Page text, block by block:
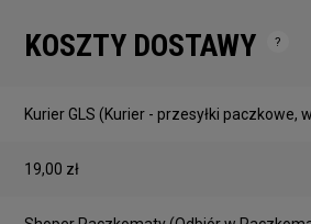
KOSZTY DOSTAWY
Kurier GLS (Kurier - przesyłki paczkowe,
19,00 zł